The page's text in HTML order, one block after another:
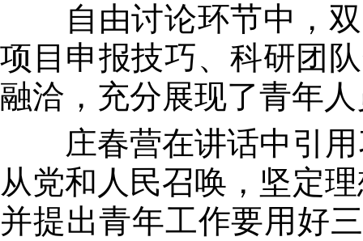
自由讨论环节中，双
项目申报技巧、科研团
融洽，充分展现了青年
庄春营在讲话中引用
从党和人民召唤，坚定
并提出青年工作要用好